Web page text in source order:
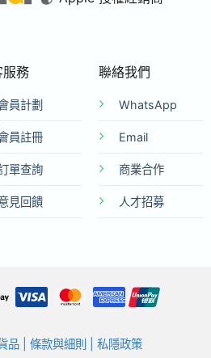
服務
員計劃
員註冊
單查詢
見回饋
聯絡我們
WhatsApp
Email
商業合作
人才招募
品| 條款與細則 私隱政策